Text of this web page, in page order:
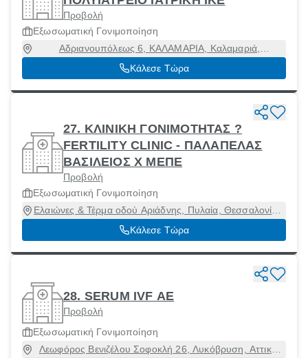
Προβολή
Εξωσωματική Γονιμοποίηση
Αδριανουπόλεως 6, ΚΑΛΑΜΑΡΙΑ, Καλαμαριά,
Θεσσαλονίκη, 55133
Κάλεσε Τώρα
27. ΚΛΙΝΙΚΗ ΓΟΝΙΜΟΤΗΤΑΣ ?
FERTILITY CLINIC - ΠΑΛΑΠΕΛΑΣ
ΒΑΣΙΛΕΙΟΣ Χ ΜΕΠΕ
Προβολή
Εξωσωματική Γονιμοποίηση
Ελαιώνες & Τέρμα οδού Αριάδνης, Πυλαία, Θεσσαλονίκη,
55535
Κάλεσε Τώρα
28. SERUM IVF ΑΕ
Προβολή
Εξωσωματική Γονιμοποίηση
Λεωφόρος Βενιζέλου Σοφοκλή 26, Λυκόβρυση, Αττική,